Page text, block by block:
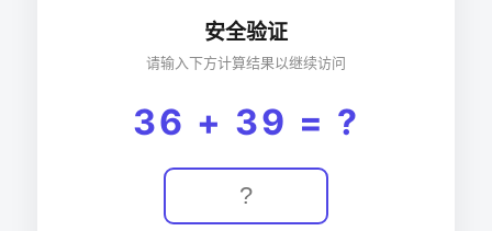
安全验证
请输入下方计算结果以继续访问
36 + 39 = ?